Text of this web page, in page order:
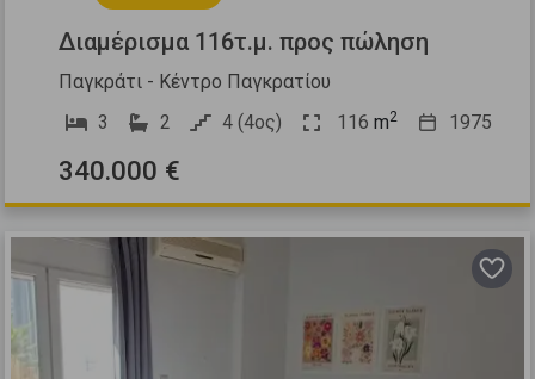
Διαμέρισμα 116τ.μ. προς πώληση
Παγκράτι - Κέντρο Παγκρατίου
3
2 4 (4ος) 116 m2 1975
340.000 €